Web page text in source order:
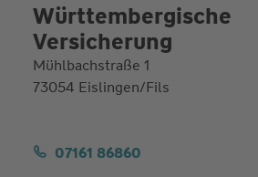
Württembergische
Versicherung
Mühlbachstraße 1
73054 Eislingen/Fils
07161 86860